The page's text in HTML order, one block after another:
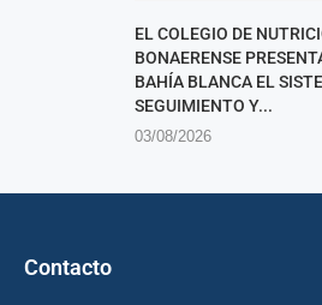
EL COLEGIO DE
BONAERENSE
BAHÍA BLANCA EL
SEGUIMIENTO Y...
03/08/2026
Contacto